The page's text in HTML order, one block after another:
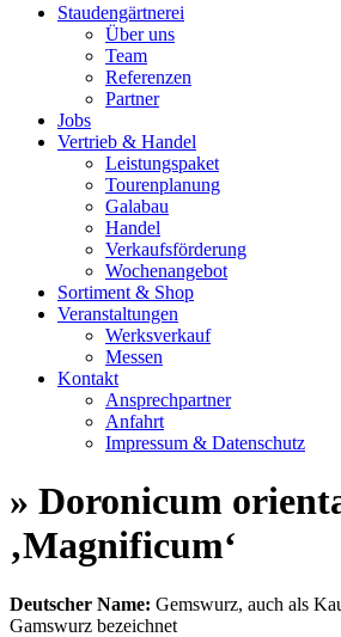
Staudengärtnerei
Über uns
Team
Referenzen
Partner
Jobs
Vertrieb & Handel
Leistungspaket
Tourenplanung
Galabau
Handel
Verkaufsförderung
Wochenangebot
Sortiment & Shop
Veranstaltungen
Werksverkauf
Messen
Kontakt
Ansprechpartner
Anfahrt
Impressum & Datenschutz
» Doronicum
‚Magnificum‘
Deutscher Name: Gemswurz, auch als
Gamswurz bezeichnet